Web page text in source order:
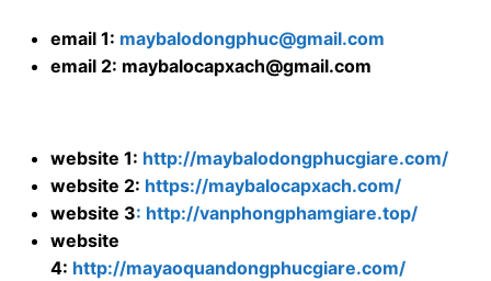
email 1: maybalodongphuc@gmail.com
email 2: maybalocapxach@gmail.com
website 1: http://maybalodongphucgiare.com/
website 2: https://maybalocapxach.com/
website 3: http://vanphongphamgiare.top/
website
4: http://mayaoquandongphucgiare.com/